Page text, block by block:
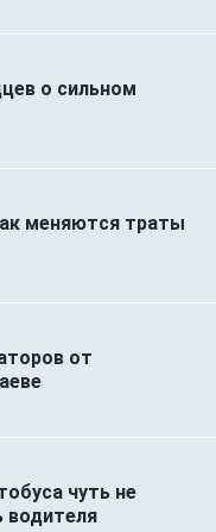
о сильном
меняются траты
от
чуть не
водителя